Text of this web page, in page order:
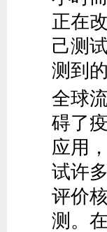
正在
己测
测到
全球
碍了
应用
试许
评价
测。